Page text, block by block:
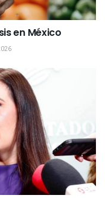
en México